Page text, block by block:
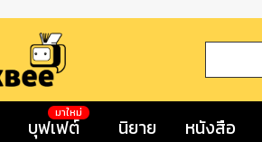
บุฟเฟต์
มาใหม่
นิยาย หนังสือ